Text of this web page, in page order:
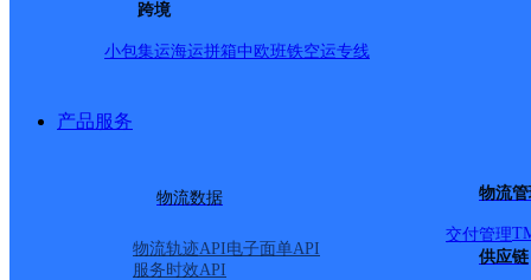
跨境
小包集运海运拼箱中欧班铁空运专线
产品服务
物流数据
物流轨迹API电子面单API
服务时效API
物流
交付管理
供应链